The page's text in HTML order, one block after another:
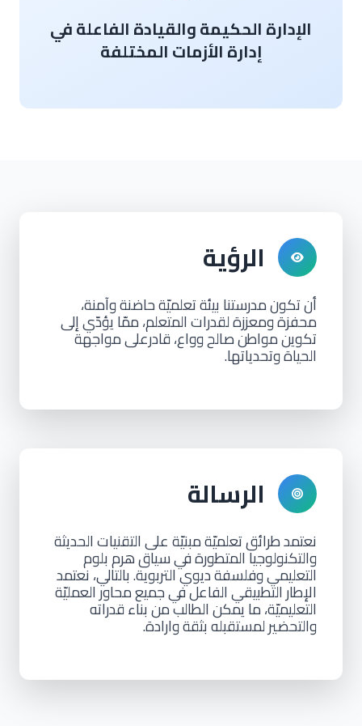
الإدارة الحكيمة والقيادة الفاعلة في
إدارة الأزمات المختلفة
الرؤية
أن تكون مدرستنا بيئة تعلميّة حاضنة وآمنة،
محفزة ومعززة لقدرات المتعلم، ممّا يؤدّي إلى
تكوين مواطن صالح وواع، قادرعلى مواجهة
الحياة وتحدياتها.
الرسالة
نعتمد طرائق تعلميّة مبنيّة على التقنيات الحديثة
والتكنولوجيا المتطورة في سياق هرم بلوم
التعليمي وفلسفة ديوي التربوية. بالتالي، نعتمد
الإطار التطبيقي الفاعل في جميع محاور العمليّة
التعليميّة، ما يمكن الطالب من بناء قدراته
والتحضير لمستقبله بثقة وارادة.